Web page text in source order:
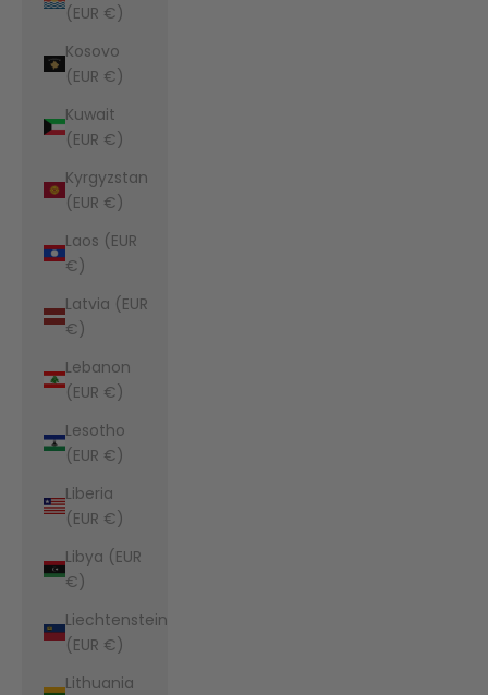
(EUR €)
Kosovo
(EUR €)
Kuwait
(EUR €)
Kyrgyzstan
(EUR €)
Laos (EUR
€)
Latvia (EUR
€)
Lebanon
(EUR €)
Lesotho
(EUR €)
Liberia
(EUR €)
Libya (EUR
€)
Liechtenstein
(EUR €)
Lithuania